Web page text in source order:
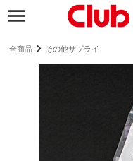
全商品 その他サプライ